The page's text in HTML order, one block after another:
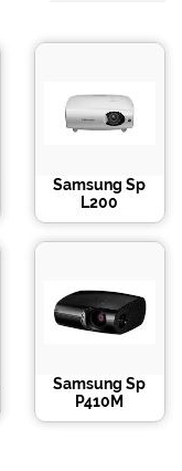
Samsung Sp
L200
Samsung Sp
P410M